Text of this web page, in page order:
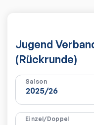
Jugend
(Rückrunde)
Saison
Einzel/Doppel